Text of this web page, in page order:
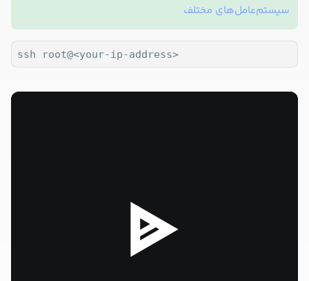
سیستم‌عامل‌های مختلف
ssh root@<your-ip-address>